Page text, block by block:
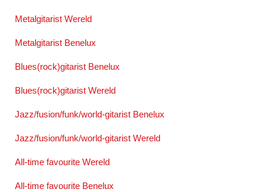
Metalgitarist Wereld
Metalgitarist Benelux
Blues(rock)gitarist Benelux
Blues(rock)gitarist Wereld
Jazz/fusion/funk/world-gitarist Benelux
Jazz/fusion/funk/world-gitarist Wereld
All-time favourite Wereld
All-time favourite Benelux